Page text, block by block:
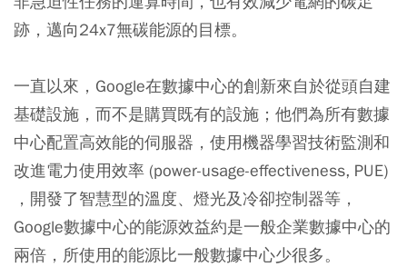
跡，邁向24x7無碳能源的目標。
一直以來，Google在數據中心的創新來自於從頭自建
基礎設施，而不是購買既有的設施；他們為所有數據
中心配置高效能的伺服器，使用機器學習技術監測和
改進電力使用效率 (power-usage-effectiveness, PUE)
，開發了智慧型的溫度、燈光及冷卻控制器等，
Google數據中心的能源效益約是一般企業數據中心的
兩倍，所使用的能源比一般數據中心少很多。